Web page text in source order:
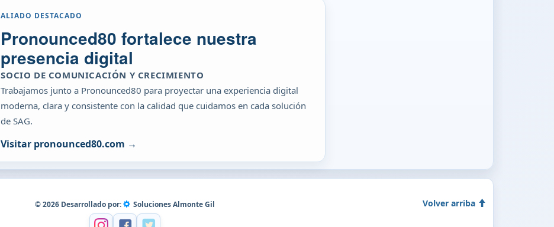
ALIADO DESTACADO
Pronounced80 fortalece nuestra
presencia digital
SOCIO DE COMUNICACIÓN Y CRECIMIENTO
Trabajamos junto a Pronounced80 para proyectar una experiencia digital
moderna, clara y consistente con la calidad que cuidamos en cada solución
de SAG.
Visitar pronounced80.com →
Volver arriba
© 2026 Desarrollado por: Soluciones Almonte Gil